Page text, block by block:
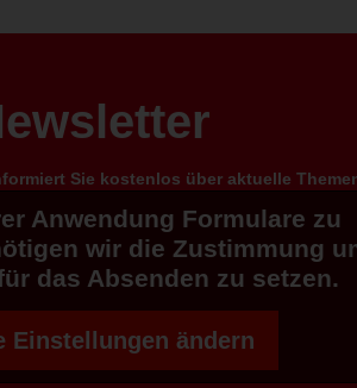
Sie kostenlos über aktuelle
Anwendung Formulare zu
wir die Zustimmung
das Absenden zu setzen.
Einstellungen ändern